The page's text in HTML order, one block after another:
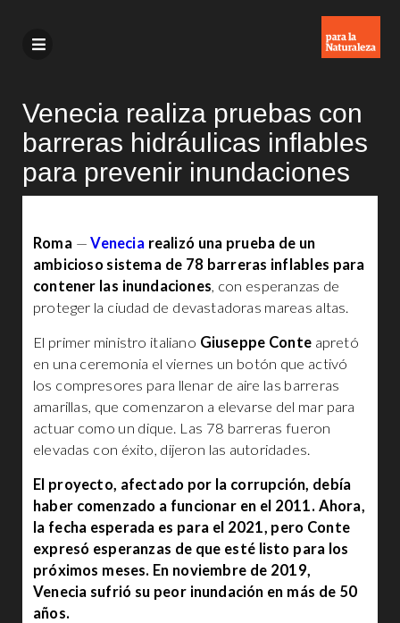
Venecia realiza pruebas con
barreras hidráulicas inflables
para prevenir inundaciones
Roma—Venecia realizó una prueba de un
ambicioso sistema de 78 barreras inflables para
contener las inundaciones, con esperanzas de
proteger la ciudad de devastadoras mareas altas.
El primer ministro italiano Giuseppe Conteapretó
en una ceremonia el viernes un botón que activó
los compresores para llenar de aire las barreras
amarillas, que comenzaron a elevarse del mar para
actuar como un dique. Las 78 barreras fueron
elevadas con éxito, dijeron las autoridades.
El proyecto, afectado por la corrupción, debía
haber comenzado a funcionar en el 2011. Ahora,
la fecha esperada es para el 2021, pero Conte
expresó esperanzas de que esté listo para los
próximos meses. En noviembre de 2019,
Venecia sufrió su peor inundación en más de 50
años.